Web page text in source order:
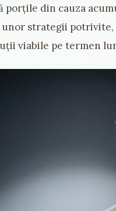
porțile din cauza
strategii potrivite,
viabile pe termen